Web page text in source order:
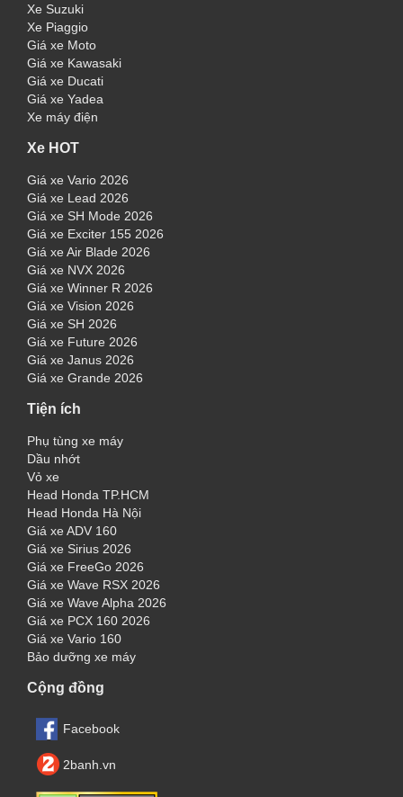
Xe Suzuki
Xe Piaggio
Giá xe Moto
Giá xe Kawasaki
Giá xe Ducati
Giá xe Yadea
Xe máy điện
Xe HOT
Giá xe Vario 2026
Giá xe Lead 2026
Giá xe SH Mode 2026
Giá xe Exciter 155 2026
Giá xe Air Blade 2026
Giá xe NVX 2026
Giá xe Winner R 2026
Giá xe Vision 2026
Giá xe SH 2026
Giá xe Future 2026
Giá xe Janus 2026
Giá xe Grande 2026
Tiện ích
Phụ tùng xe máy
Dầu nhớt
Vỏ xe
Head Honda TP.HCM
Head Honda Hà Nội
Giá xe ADV 160
Giá xe Sirius 2026
Giá xe FreeGo 2026
Giá xe Wave RSX 2026
Giá xe Wave Alpha 2026
Giá xe PCX 160 2026
Giá xe Vario 160
Bảo dưỡng xe máy
Cộng đồng
Facebook
2banh.vn